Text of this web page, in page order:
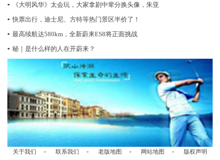
▪
《大明风华》太会玩，大家拿剧中辈分换头像，朱亚
▪ 快票出行，迪士尼、方特等热门景区半价了！
▪ 最高续航达580km，全新蔚来ES8将正面挑战
▪ 秘｜是什么样的人在开蔚来？
关于我们 - 联系我们 - 老版地图 - 网站地图 - 版权声明